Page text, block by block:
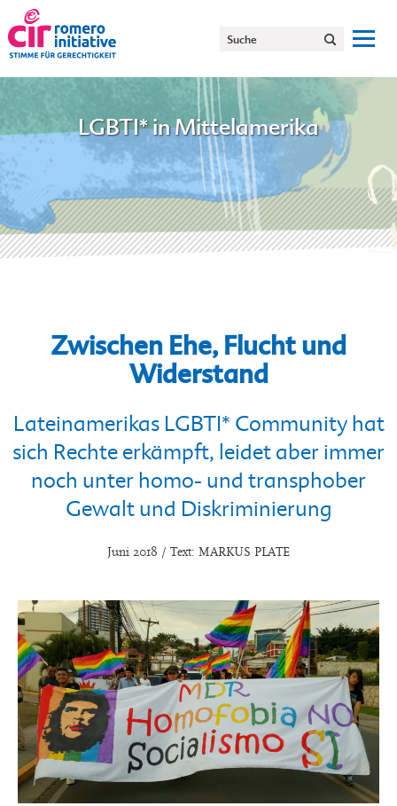
LGBTI* in Mittelamerika
Zwischen Ehe, Flucht und
Widerstand
Lateinamerikas LGBTI* Community hat
sich Rechte erkämpft, leidet aber immer
noch unter homo- und transphober
Gewalt und Diskriminierung
Juni 2018 / Text: MARKUS PLATE